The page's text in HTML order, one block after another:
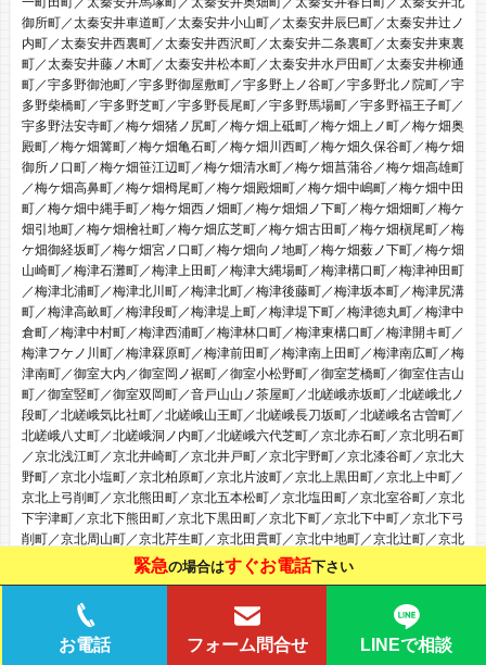
御所町／太秦安井車道町／太秦安井小山町／太秦安井辰巳町／太秦安井辻ノ
内町／太秦安井西裏町／太秦安井西沢町／太秦安井二条裏町／太秦安井東裏
町／太秦安井藤ノ木町／太秦安井松本町／太秦安井水戸田町／太秦安井柳通
町／宇多野御池町／宇多野御屋敷町／宇多野上ノ谷町／宇多野北ノ院町／宇
多野柴橋町／宇多野芝町／宇多野長尾町／宇多野馬場町／宇多野福王子町／
宇多野法安寺町／梅ケ畑猪ノ尻町／梅ケ畑上砥町／梅ケ畑上ノ町／梅ケ畑奥
殿町／梅ケ畑篝町／梅ケ畑亀石町／梅ケ畑川西町／梅ケ畑久保谷町／梅ケ畑
御所ノ口町／梅ケ畑笹江辺町／梅ケ畑清水町／梅ケ畑菖蒲谷／梅ケ畑高雄町
／梅ケ畑高鼻町／梅ケ畑栂尾町／梅ケ畑殿畑町／梅ケ畑中嶋町／梅ケ畑中田
町／梅ケ畑中縄手町／梅ケ畑西ノ畑町／梅ケ畑畑ノ下町／梅ケ畑畑町／梅ケ
畑引地町／梅ケ畑檜社町／梅ケ畑広芝町／梅ケ畑古田町／梅ケ畑槇尾町／梅
ケ畑御経坂町／梅ケ畑宮ノ口町／梅ケ畑向ノ地町／梅ケ畑薮ノ下町／梅ケ畑
山崎町／梅津石灘町／梅津上田町／梅津大縄場町／梅津構口町／梅津神田町
／梅津北浦町／梅津北川町／梅津北町／梅津後藤町／梅津坂本町／梅津尻溝
町／梅津高畝町／梅津段町／梅津堤上町／梅津堤下町／梅津徳丸町／梅津中
倉町／梅津中村町／梅津西浦町／梅津林口町／梅津東構口町／梅津開キ町／
梅津フケノ川町／梅津罧原町／梅津前田町／梅津南上田町／梅津南広町／梅
津南町／御室大内／御室岡ノ裾町／御室小松野町／御室芝橋町／御室住吉山
町／御室竪町／御室双岡町／音戸山山ノ茶屋町／北嵯峨赤坂町／北嵯峨北ノ
段町／北嵯峨気比社町／北嵯峨山王町／北嵯峨長刀坂町／北嵯峨名古曽町／
北嵯峨八丈町／北嵯峨洞ノ内町／北嵯峨六代芝町／京北赤石町／京北明石町
／京北浅江町／京北井崎町／京北井戸町／京北宇野町／京北漆谷町／京北大
野町／京北小塩町／京北柏原町／京北片波町／京北上黒田町／京北上中町／
京北上弓削町／京北熊田町／京北五本松町／京北塩田町／京北室谷町／京北
下宇津町／京北下熊田町／京北下黒田町／京北下町／京北下中町／京北下弓
削町／京北周山町／京北芹生町／京北田貫町／京北中地町／京北辻町／京北
塔町／京北栃本町／京北鳥居町／京北中江町／京北西町／京北灰屋町／京北
／西院乾町／西院追分町／西院太田町／西院笠目町／西院春日町／西院金槌
町／西院上今田町／西院上花田町／西院北井御料町／西院北矢掛町／西院久
田町／西院久保田町／西院高山寺町／西院小米町／西院寿町／西院三蔵町／
緊急の場合はすぐお電話下さい
お電話 フォーム問合せ LINEで相談